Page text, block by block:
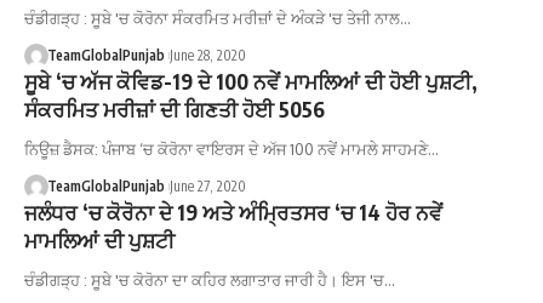
ਚੰਡੀਗੜ੍ਹ : ਸੂਬੇ 'ਚ ਕੋਰੋਨਾ ਸੰਕਰਮਿਤ ਮਰੀਜ਼ਾਂ ਦੇ ਅੰਕੜੇ 'ਚ ਤੇਜੀ ਨਾਲ…
TeamGlobalPunjab June 28, 2020
ਸੂਬੇ ‘ਚ ਅੱਜ ਕੋਵਿਡ-19 ਦੇ 100 ਨਵੇਂ ਮਾਮਲਿਆਂ ਦੀ ਹੋਈ ਪੁਸ਼ਟੀ,
ਸੰਕਰਮਿਤ ਮਰੀਜ਼ਾਂ ਦੀ ਗਿਣਤੀ ਹੋਈ 5056
ਨਿਊਜ਼ ਡੈਸਕ: ਪੰਜਾਬ ‘ਚ ਕੋਰੋਨਾ ਵਾਇਰਸ ਦੇ ਅੱਜ 100 ਨਵੇਂ ਮਾਮਲੇ ਸਾਹਮਣੇ…
TeamGlobalPunjab June 27, 2020
ਜਲੰਧਰ ‘ਚ ਕੋਰੋਨਾ ਦੇ 19 ਅਤੇ ਅੰਮ੍ਰਿਤਸਰ ‘ਚ 14 ਹੋਰ ਨਵੇਂ
ਮਾਮਲਿਆਂ ਦੀ ਪੁਸ਼ਟੀ
ਚੰਡੀਗੜ੍ਹ : ਸੂਬੇ 'ਚ ਕੋਰੋਨਾ ਦਾ ਕਹਿਰ ਲਗਾਤਾਰ ਜਾਰੀ ਹੈ। ਇਸ 'ਚ…